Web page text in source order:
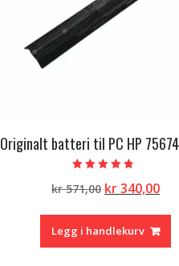
Originalt batteri til PC HP
4.50
av 5
kr571,00 Opprinnelig
var:
kr 571,00.
kr340,00
kr
Legg i handlekurv